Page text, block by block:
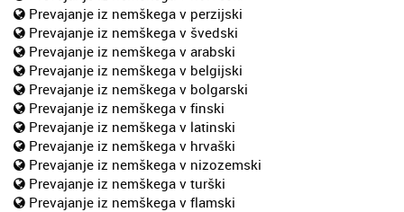
Prevajanje iz nemškega v perzijski
Prevajanje iz nemškega v švedski
Prevajanje iz nemškega v arabski
Prevajanje iz nemškega v belgijski
Prevajanje iz nemškega v bolgarski
Prevajanje iz nemškega v finski
Prevajanje iz nemškega v latinski
Prevajanje iz nemškega v hrvaški
Prevajanje iz nemškega v nizozemski
Prevajanje iz nemškega v turški
Prevajanje iz nemškega v flamski